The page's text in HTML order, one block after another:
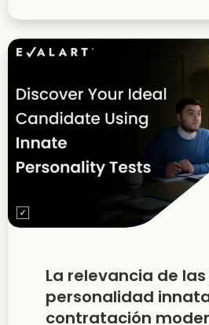
La relevancia de
personalidad
contratación